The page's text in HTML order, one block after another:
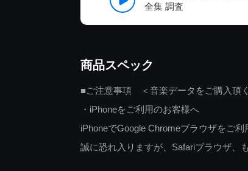
全集 調査
商品スペック
■ご注意事項 ＜音楽データをご購入頂
・iPhoneをご利用のお客様へ
iPhoneでGoogle Chromeブラウザをご
誠に恐れ入りますが、Safariブラウザ、